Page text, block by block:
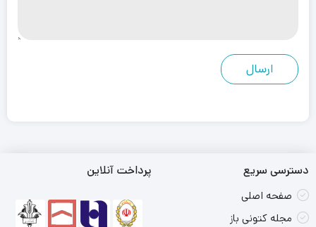
دسترسی سریع
صفحه اصلی
مجله کتونی باز
پرداخت آنلاین